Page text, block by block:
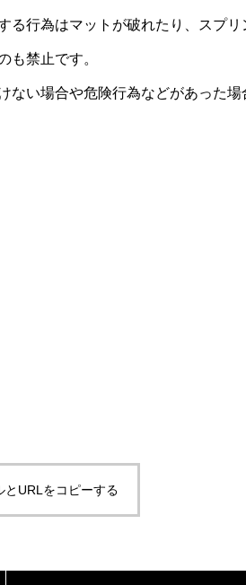
る行為はマットが破れたり、スプリ
も禁止です。
ない場合や危険行為などがあった
とURLをコピーする